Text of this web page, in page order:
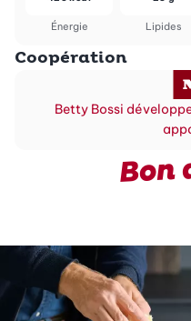
Énergie Lipides
Coopération
Betty Bossi
Bon